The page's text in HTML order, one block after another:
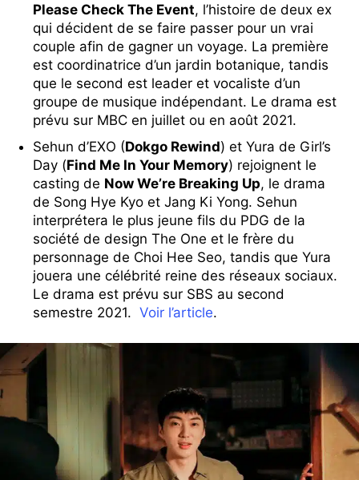
Please Check The Event, l’histoire de deux ex
qui décident de se faire passer pour un vrai
couple afin de gagner un voyage. La première
est coordinatrice d’un jardin botanique, tandis
que le second est leader et vocaliste d’un
groupe de musique indépendant. Le drama est
prévu sur MBC en juillet ou en août 2021.
Sehun d’EXO (Dokgo Rewind) et Yura de Girl’s
Day (Find Me In Your Memory) rejoignent le
casting de Now We’re Breaking Up, le drama
de Song Hye Kyo et Jang Ki Yong. Sehun
interprétera le plus jeune fils du PDG de la
société de design The One et le frère du
personnage de Choi Hee Seo, tandis que Yura
jouera une célébrité reine des réseaux sociaux.
Le drama est prévu sur SBS au second
semestre 2021. Voir l’article.